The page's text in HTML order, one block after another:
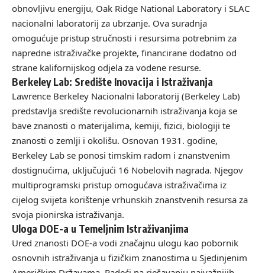
obnovljivu energiju, Oak Ridge National Laboratory i SLAC
nacionalni laboratorij za ubrzanje. Ova suradnja
omogućuje pristup stručnosti i resursima potrebnim za
napredne istraživačke projekte, financirane dodatno od
strane kalifornijskog odjela za vodene resurse.
Berkeley Lab: Središte Inovacija i Istraživanja
Lawrence Berkeley Nacionalni laboratorij (Berkeley Lab)
predstavlja središte revolucionarnih istraživanja koja se
bave znanosti o materijalima, kemiji, fizici, biologiji te
znanosti o zemlji i okolišu. Osnovan 1931. godine,
Berkeley Lab se ponosi timskim radom i znanstvenim
dostignućima, uključujući 16 Nobelovih nagrada. Njegov
multiprogramski pristup omogućava istraživačima iz
cijelog svijeta korištenje vrhunskih znanstvenih resursa za
svoja pionirska istraživanja.
Uloga DOE-a u Temeljnim Istraživanjima
Ured znanosti DOE-a vodi značajnu ulogu kao pobornik
osnovnih istraživanja u fizičkim znanostima u Sjedinjenim